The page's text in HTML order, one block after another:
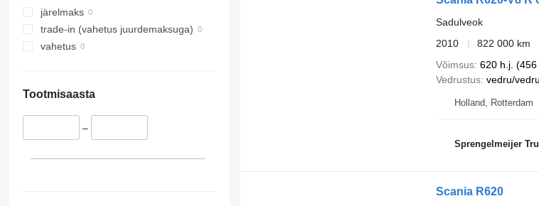
järelmaks
trade-in (vahetus juurdemaksuga)
vahetus
Tootmisaasta
–
Sadulveok
2010
822 000 km
Võimsus 620 h.j. (456
Vedrustus vedru/vedru
Holland, Rotterdam
Sprengelmeijer
Scania R620